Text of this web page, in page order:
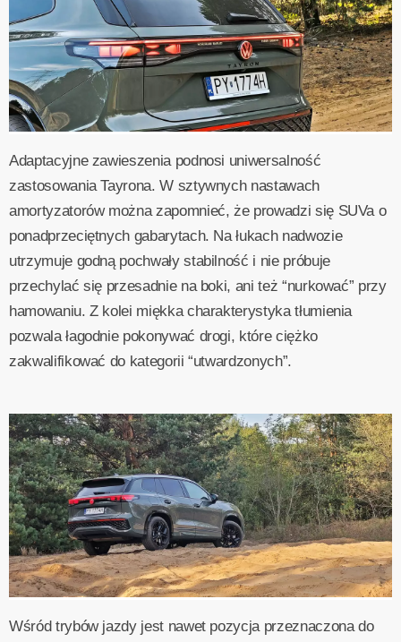
Adaptacyjne zawieszenia podnosi uniwersalność
zastosowania Tayrona. W sztywnych nastawach
amortyzatorów można zapomnieć, że prowadzi się SUVa o
ponadprzeciętnych gabarytach. Na łukach nadwozie
utrzymuje godną pochwały stabilność i nie próbuje
przechylać się przesadnie na boki, ani też “nurkować” przy
hamowaniu. Z kolei miękka charakterystyka tłumienia
pozwala łagodnie pokonywać drogi, które ciężko
zakwalifikować do kategorii “utwardzonych”.
Wśród trybów jazdy jest nawet pozycja przeznaczona do